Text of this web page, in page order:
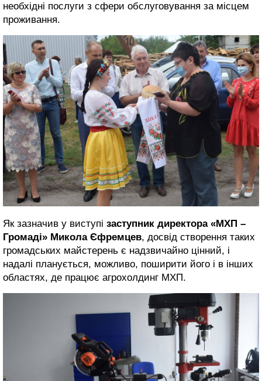
необхідні послуги з сфери обслуговування за місцем
проживання.
Як зазначив у виступі заступник директора «МХП –
Громаді» Микола Єфремцев, досвід створення таких
громадських майстерень є надзвичайно цінний, і
надалі планується, можливо, поширити його і в інших
областях, де працює агрохолдинг МХП.